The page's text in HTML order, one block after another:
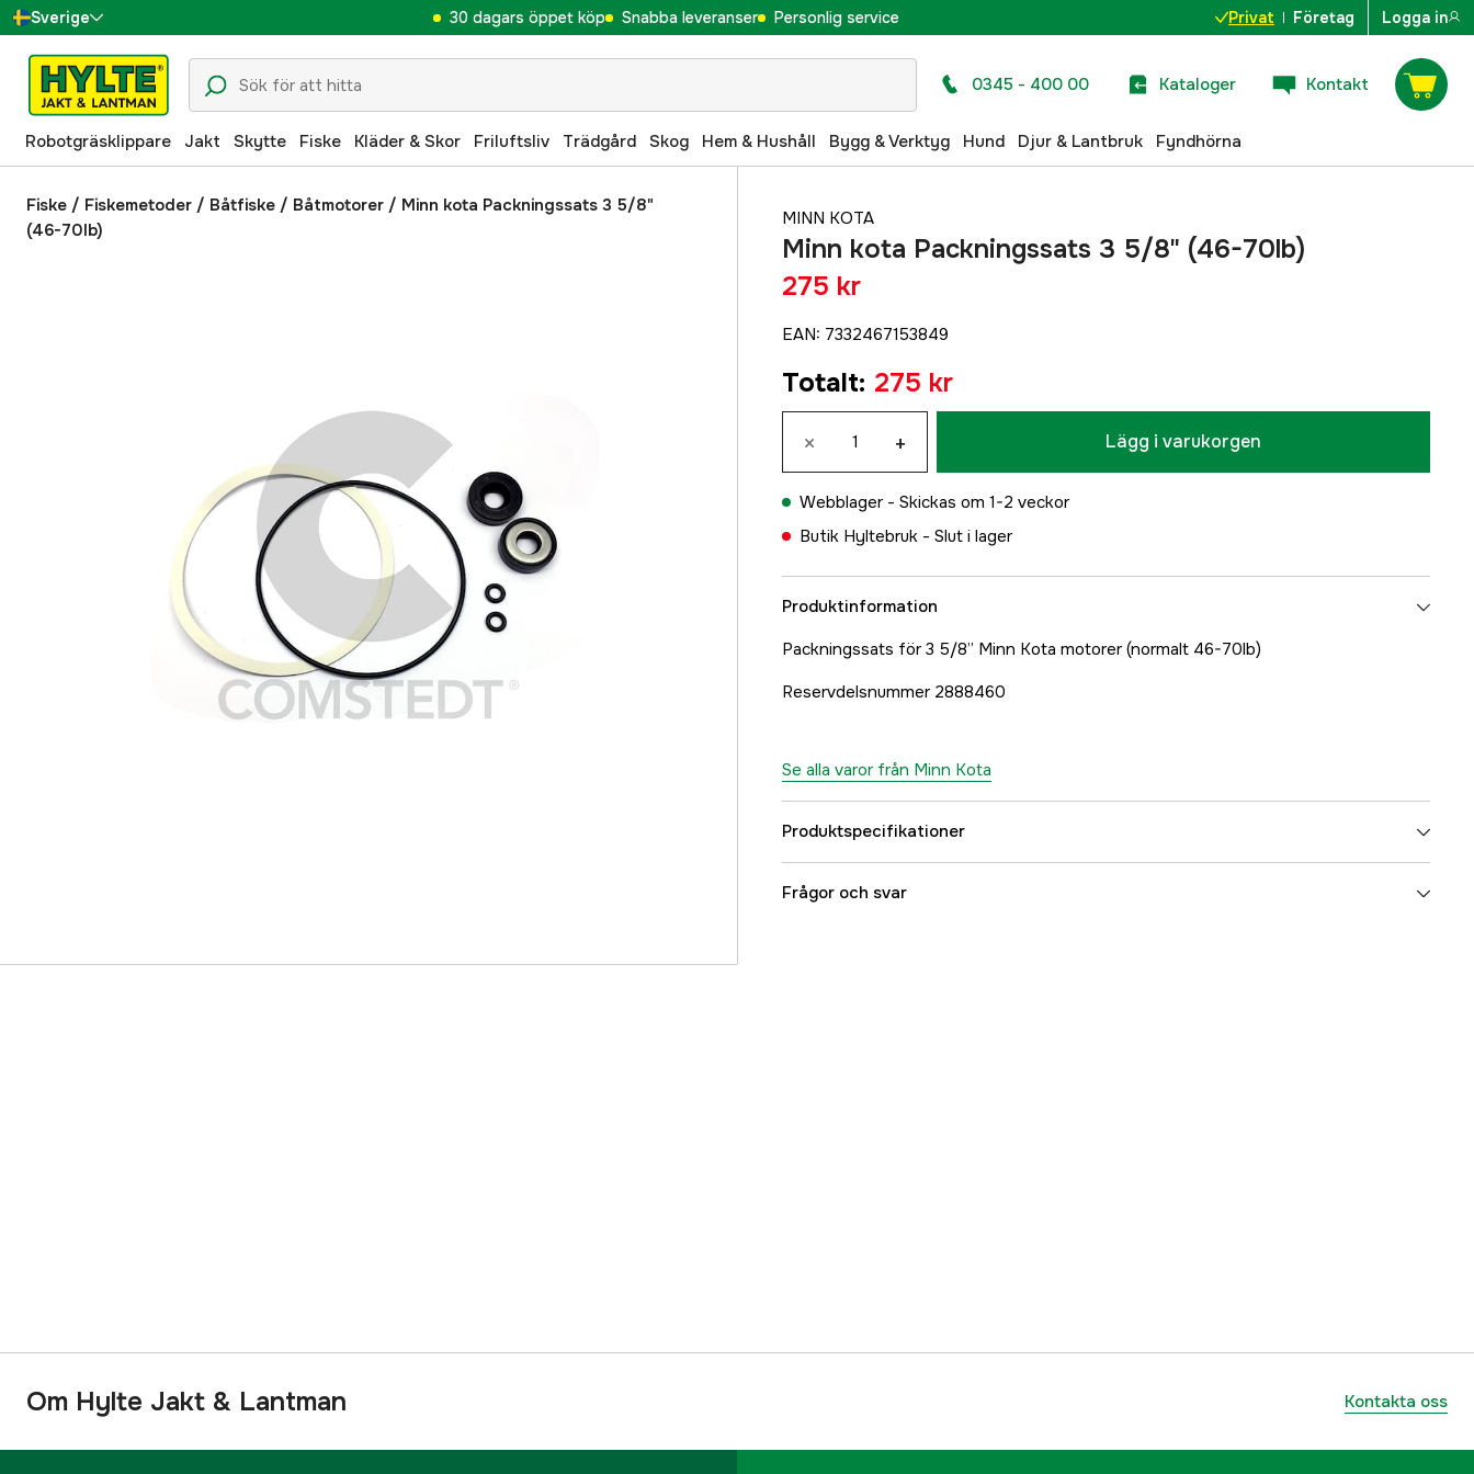
Sverige
Danmark
Suomi
Norge
Deutschland
30 dagars öppet köp Snabba leveranser Personlig service Privat Företag Logga in
0345 - 400 00 Kataloger Kontakt
Robotgräsklippare Jakt Skytte Fiske Kläder & Skor Friluftsliv Trädgård Skog Hem & Hushåll Bygg & Verktyg Hund Djur & Lantbruk Fyndhörna
Fiske / Fiskemetoder / Båtfiske / Båtmotorer / Minn kota Packningssats 3 5/8"
(46-70lb)
MINN KOTA
Minn kota Packningssats 3 5/8" (46-70lb)
275 kr
EAN: 7332467153849
Totalt: 275 kr
× + Lägg i varukorgen
Webblager - Skickas om 1-2 veckor
Butik Hyltebruk - Slut i lager
Produktinformation
Packningssats för 3 5/8” Minn Kota motorer (normalt 46-70lb)
Reservdelsnummer 2888460
Se alla varor från Minn Kota
Produktspecifikationer
Referensnummer
Frågor och svar
Om Hylte Jakt & Lantman Kontakta oss